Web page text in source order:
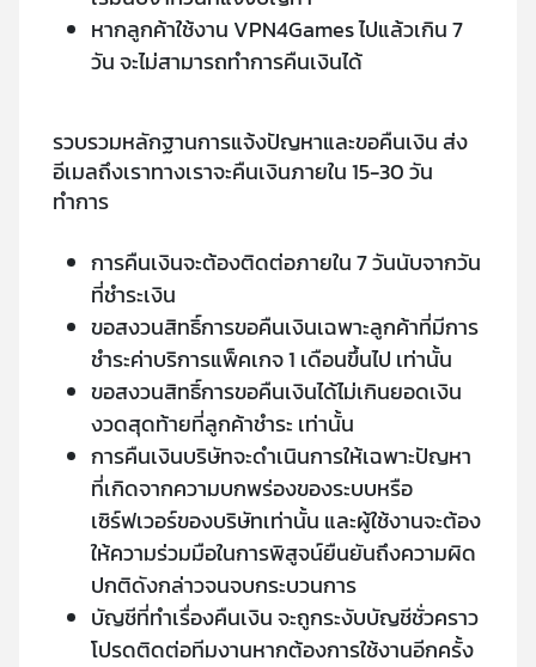
หากลูกค้าใช้งาน VPN4Games ไปแล้วเกิน 7
วัน จะไม่สามารถทำการคืนเงินได้
รวบรวมหลักฐานการแจ้งปัญหาและขอคืนเงิน ส่ง
อีเมลถึงเราทางเราจะคืนเงินภายใน 15-30 วัน
ทำการ
การคืนเงินจะต้องติดต่อภายใน 7 วันนับจากวัน
ที่ชำระเงิน
ขอสงวนสิทธิ์การขอคืนเงินเฉพาะลูกค้าที่มีการ
ชำระค่าบริการแพ็คเกจ 1 เดือนขึ้นไป เท่านั้น
ขอสงวนสิทธิ์การขอคืนเงินได้ไม่เกินยอดเงิน
งวดสุดท้ายที่ลูกค้าชำระ เท่านั้น
การคืนเงินบริษัทจะดำเนินการให้เฉพาะปัญหา
ที่เกิดจากความบกพร่องของระบบหรือ
เซิร์ฟเวอร์ของบริษัทเท่านั้น และผู้ใช้งานจะต้อง
ให้ความร่วมมือในการพิสูจน์ยืนยันถึงความผิด
ปกติดังกล่าวจนจบกระบวนการ
บัญชีที่ทำเรื่องคืนเงิน จะถูกระงับบัญชีชั่วคราว
โปรดติดต่อทีมงานหากต้องการใช้งานอีกครั้ง